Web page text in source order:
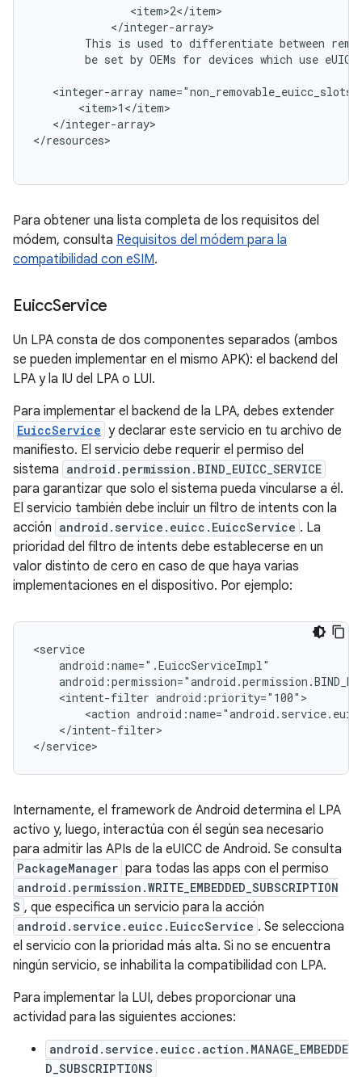
               <item>2</item>
            </integer-array>
This is used to differentiate between
be set by OEMs for devices which use
<integer-array
       <item>1</item>
   </integer-array>
</resources>
Para obtener una lista completa de los requisitos del
módem, consulta Requisitos del módem para la
compatibilidad con eSIM.
EuiccService
Un LPA consta de dos componentes separados (ambos
se pueden implementar en el mismo APK): el backend del
LPA y la IU del LPA o LUI.
Para implementar el backend de la LPA, debes extender
EuiccService y declarar este servicio en tu archivo de
manifiesto. El servicio debe requerir el permiso del
sistema android.permission.BIND_EUICC_SERVICE
para garantizar que solo el sistema pueda vincularse a él.
El servicio también debe incluir un filtro de intents con la
acción android.service.euicc.EuiccService . La
prioridad del filtro de intents debe establecerse en un
valor distinto de cero en caso de que haya varias
implementaciones en el dispositivo. Por ejemplo:
<service
    android:name=".EuiccServiceImpl"
    <intent-filter android:priority="100">
<action
    </intent-filter>
Internamente, el framework de Android determina el LPA
activo y, luego, interactúa con él según sea necesario
para admitir las APIs de la eUICC de Android. Se consulta
PackageManager para todas las apps con el permiso
android.permission.WRITE_EMBEDDED_SUBSCRIPTION
S , que especifica un servicio para la acción
android.service.euicc.EuiccService . Se selecciona
el servicio con la prioridad más alta. Si no se encuentra
ningún servicio, se inhabilita la compatibilidad con LPA.
Para implementar la LUI, debes proporcionar una
actividad para las siguientes acciones:
android.service.euicc.action.MANAGE_EMBEDDE
D_SUBSCRIPTIONS